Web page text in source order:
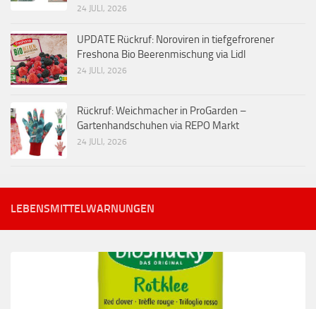
24 JULI, 2026
UPDATE Rückruf: Noroviren in tiefgefrorener
Freshona Bio Beerenmischung via Lidl
24 JULI, 2026
Rückruf: Weichmacher in ProGarden –
Gartenhandschuhen via REPO Markt
24 JULI, 2026
LEBENSMITTELWARNUNGEN